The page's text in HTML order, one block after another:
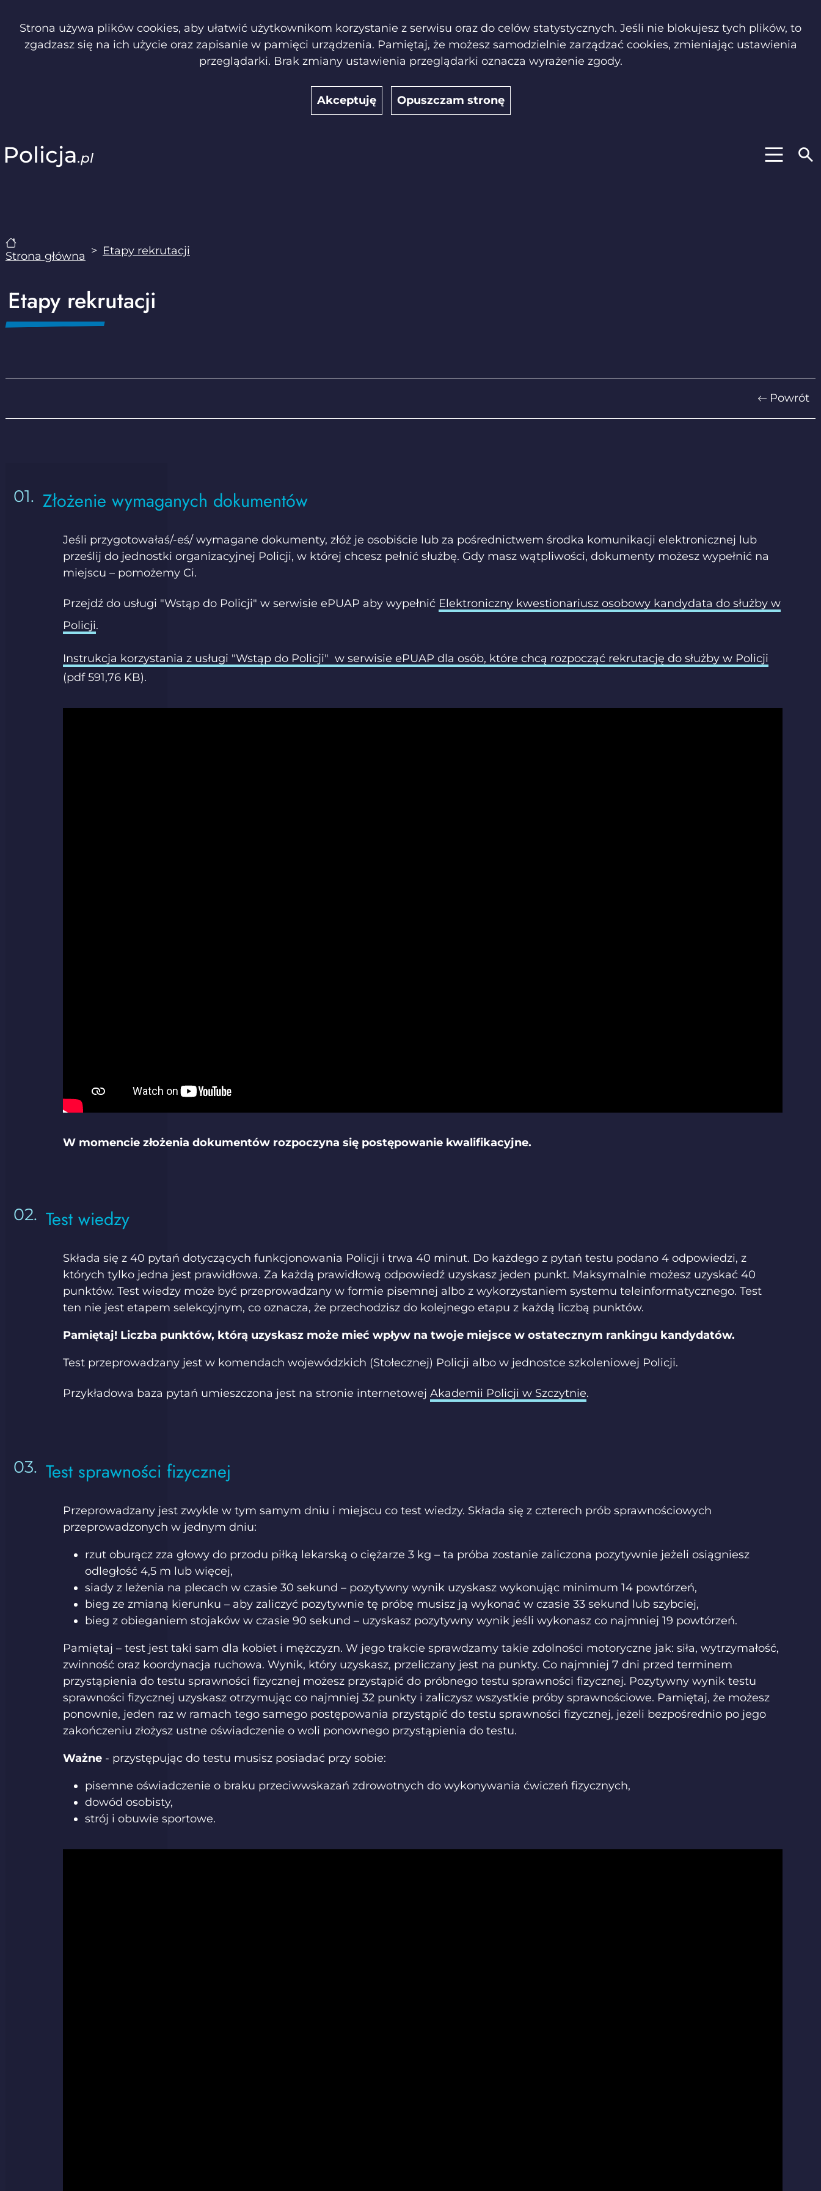
Strona używa plików cookies, aby ułatwić użytkownikom korzystanie z serwisu oraz do celów statystycznych. Jeśli nie blokujesz tych plików, to
zgadzasz się na ich użycie oraz zapisanie w pamięci urządzenia. Pamiętaj, że możesz samodzielnie zarządzać cookies, zmieniając ustawienia
przeglądarki. Brak zmiany ustawienia przeglądarki oznacza wyrażenie zgody.
Akceptuję Opuszczam stronę
Policja.pl
Strona główna Etapy rekrutacji
Etapy rekrutacji
Powrót
Złożenie wymaganych dokumentów
Jeśli przygotowałaś/-eś/ wymagane dokumenty, złóż je osobiście lub za pośrednictwem środka komunikacji elektronicznej lub
prześlij do jednostki organizacyjnej Policji, w której chcesz pełnić służbę. Gdy masz wątpliwości, dokumenty możesz wypełnić na
miejscu – pomożemy Ci.
Przejdź do usługi "Wstąp do Policji" w serwisie ePUAP aby wypełnić Elektroniczny kwestionariusz osobowy kandydata do służby w
Policji.
Instrukcja korzystania z usługi "Wstąp do Policji" w serwisie ePUAP dla osób, które chcą rozpocząć rekrutację do służby w Policji
(pdf 591,76 KB).
W momencie złożenia dokumentów rozpoczyna się postępowanie kwalifikacyjne.
Test wiedzy
Składa się z 40 pytań dotyczących funkcjonowania Policji i trwa 40 minut. Do każdego z pytań testu podano 4 odpowiedzi, z
których tylko jedna jest prawidłowa. Za każdą prawidłową odpowiedź uzyskasz jeden punkt. Maksymalnie możesz uzyskać 40
punktów. Test wiedzy może być przeprowadzany w formie pisemnej albo z wykorzystaniem systemu teleinformatycznego. Test
ten nie jest etapem selekcyjnym, co oznacza, że przechodzisz do kolejnego etapu z każdą liczbą punktów.
Pamiętaj! Liczba punktów, którą uzyskasz może mieć wpływ na twoje miejsce w ostatecznym rankingu kandydatów.
Test przeprowadzany jest w komendach wojewódzkich (Stołecznej) Policji albo w jednostce szkoleniowej Policji.
Przykładowa baza pytań umieszczona jest na stronie internetowejAkademii Policji w Szczytnie.
Test sprawności fizycznej
Przeprowadzany jest zwykle w tym samym dniu i miejscu co test wiedzy. Składa się z czterech prób sprawnościowych
przeprowadzonych w jednym dniu:
rzut oburącz zza głowy do przodu piłką lekarską o ciężarze 3 kg – ta próba zostanie zaliczona pozytywnie jeżeli osiągniesz
odległość 4,5 m lub więcej,
siady z leżenia na plecach w czasie 30 sekund – pozytywny wynik uzyskasz wykonując minimum 14 powtórzeń,
bieg ze zmianą kierunku – aby zaliczyć pozytywnie tę próbę musisz ją wykonać w czasie 33 sekund lub szybciej,
bieg z obieganiem stojaków w czasie 90 sekund – uzyskasz pozytywny wynik jeśli wykonasz co najmniej 19 powtórzeń.
Pamiętaj – test jest taki sam dla kobiet i mężczyzn. W jego trakcie sprawdzamy takie zdolności motoryczne jak: siła, wytrzymałość,
zwinność oraz koordynacja ruchowa. Wynik, który uzyskasz, przeliczany jest na punkty. Co najmniej 7 dni przed terminem
przystąpienia do testu sprawności fizycznej możesz przystąpić do próbnego testu sprawności fizycznej. Pozytywny wynik testu
sprawności fizycznej uzyskasz otrzymując co najmniej 32 punkty i zaliczysz wszystkie próby sprawnościowe. Pamiętaj, że możesz
ponownie, jeden raz w ramach tego samego postępowania przystąpić do testu sprawności fizycznej, jeżeli bezpośrednio po jego
zakończeniu złożysz ustne oświadczenie o woli ponownego przystąpienia do testu.
Ważne - przystępując do testu musisz posiadać przy sobie:
pisemne oświadczenie o braku przeciwwskazań zdrowotnych do wykonywania ćwiczeń fizycznych,
dowód osobisty,
strój i obuwie sportowe.